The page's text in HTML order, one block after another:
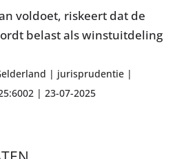
voldoet, riskeert dat de
belast als winstuitdeling
| jurisprudentie |
| 23-07-2025